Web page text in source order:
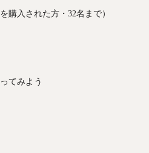
購入された方・32名まで）
てみよう